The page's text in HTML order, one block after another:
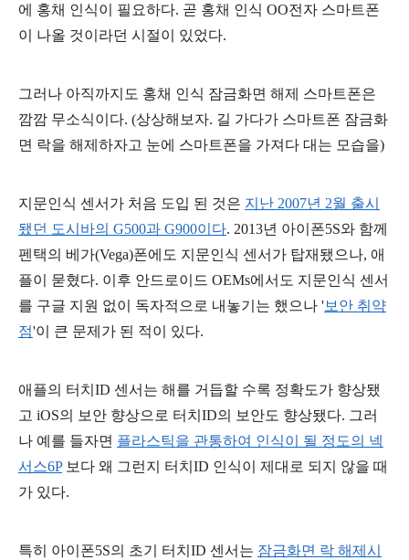
에 홍채 인식이 필요하다. 곧 홍채 인식 OO전자 스마트폰
이 나올 것이라던 시절이 있었다.
그러나 아직까지도 홍채 인식 잠금화면 해제 스마트폰은
깜깜 무소식이다. (상상해보자. 길 가다가 스마트폰 잠금화
면 락을 해제하자고 눈에 스마트폰을 가져다 대는 모습을)
지문인식 센서가 처음 도입 된 것은 지난 2007년 2월 출시
됐던 도시바의 G500과 G900이다. 2013년 아이폰5S와 함께
펜 택의 베가(Vega)폰에도 지문인식 센서가 탑재됐으나, 애
플이 묻혔다. 이후 안드로이드 OEMs에서도 지문인식 센서
를 구글 지원 없이 독자적으로 내놓기는 했으나 '보안 취약
점'이 큰 문제가 된 적이 있다.
애플의 터치ID 센서는 해를 거듭할 수록 정확도가 향상됐
고 iOS의 보안 향상으로 터치ID의 보안도 향상됐다. 그러
나 예를 들자면 플라스틱을 관통하여 인식이 될 정도의 넥
서스6P보다 왜 그런지 터치ID 인식이 제대로 되지 않을 때
가 있다.
특히 아이폰5S의 초기 터치ID 센서는 잠금화면 락 해제시